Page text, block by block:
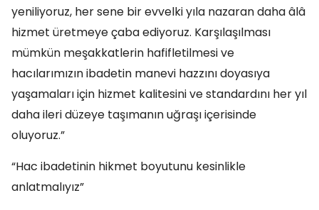
yeniliyoruz, her sene bir evvelki yıla nazaran daha âlâ
hizmet üretmeye çaba ediyoruz. Karşılaşılması
mümkün meşakkatlerin hafifletilmesi ve
hacılarımızın ibadetin manevi hazzını doyasıya
yaşamaları için hizmet kalitesini ve standardını her yıl
daha ileri düzeye taşımanın uğraşı içerisinde
oluyoruz.”
“Hac ibadetinin hikmet boyutunu kesinlikle
anlatmalıyız”